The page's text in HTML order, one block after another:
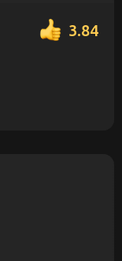
3.84